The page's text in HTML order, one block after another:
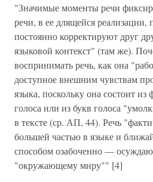
"Значимые моменты речи
речи, в ее длящейся
постоянно корректируют друг
языковой контекст" (там же).
воспринимать речь, как она
доступное внешним чувствам
языка, поскольку она состоит из
голоса или из букв голоса
в тексте (ср. АП, 44). Речь
большей частью в языке и
способом озабоченно —
"окружающему миру"" [4]